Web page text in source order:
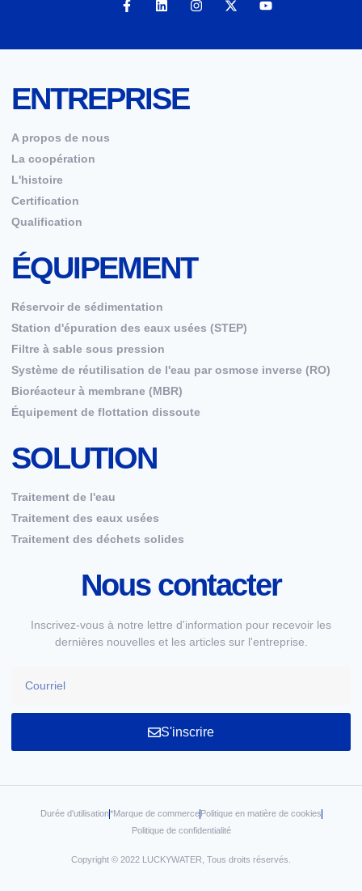
ENTREPRISE
A propos de nous
La coopération
L'histoire
Certification
Qualification
ÉQUIPEMENT
Réservoir de sédimentation
Station d'épuration des eaux usées (STEP)
Filtre à sable sous pression
Système de réutilisation de l'eau par osmose inverse (RO)
Bioréacteur à membrane (MBR)
Équipement de flottation dissoute
SOLUTION
Traitement de l'eau
Traitement des eaux usées
Traitement des déchets solides
Nous contacter
Inscrivez-vous à notre lettre d'information pour recevoir les
dernières nouvelles et les articles sur l'entreprise.
S'inscrire
Durée d'utilisation*Marque de commerce Politique en matière de cookies
Politique de confidentialité
Copyright © 2022 LUCKYWATER, Tous droits réservés.